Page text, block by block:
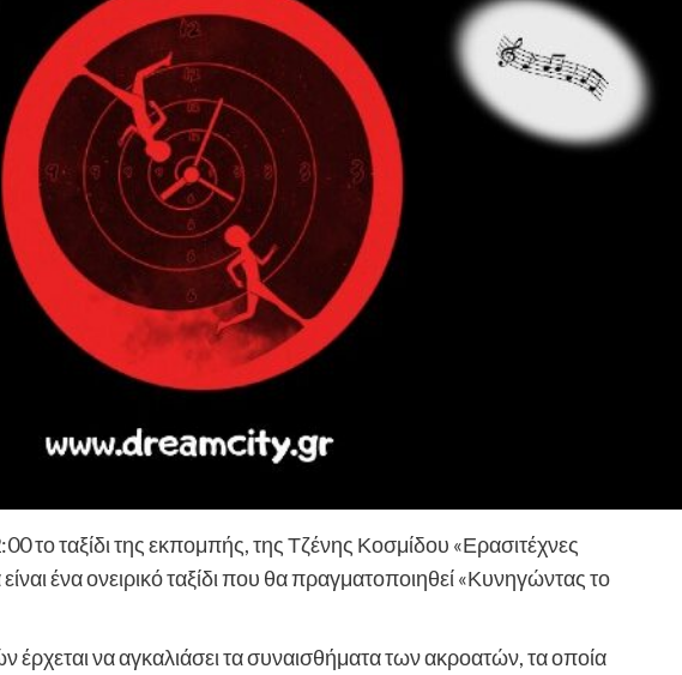
το ταξίδι της εκπομπής, της Τζένης Κοσμίδου «Ερασιτέχνες
ένα ονειρικό ταξίδι που θα πραγματοποιηθεί «Κυνηγώντας το
έρχεται να αγκαλιάσει τα συναισθήματα των ακροατών, τα οποία